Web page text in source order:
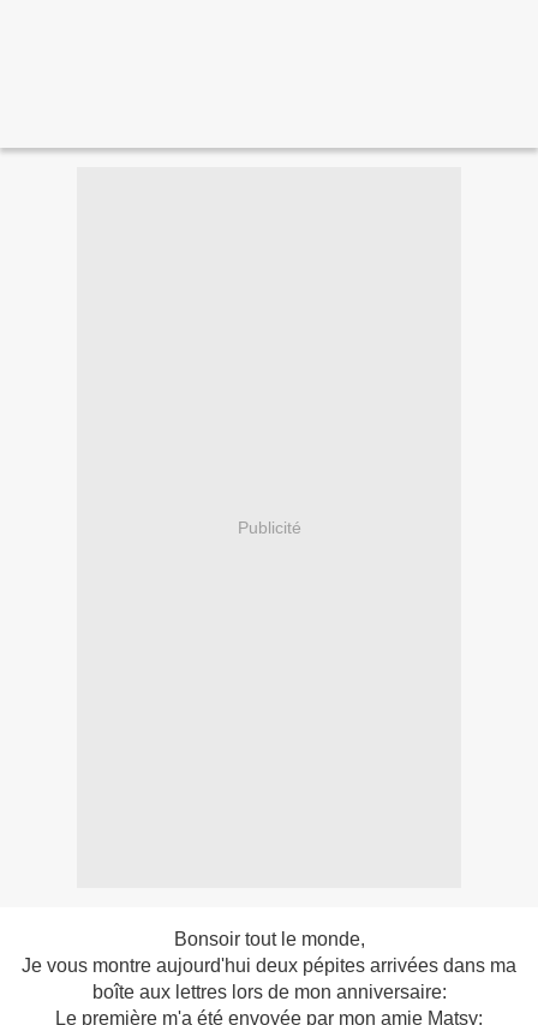
Publicité
Bonsoir tout le monde,
Je vous montre aujourd'hui deux pépites arrivées dans ma
boîte aux lettres lors de mon anniversaire:
Le première m'a été envoyée par mon amie Matsy: